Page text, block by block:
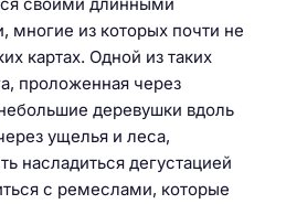
многие из которых почти не
картах. Одной из таких
проложенная через
деревушки вдоль
ущелья и леса,
насладиться дегустацией
с ремеслами, которые